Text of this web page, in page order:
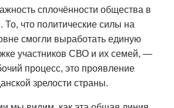
сплочённости общества в
что политические силы на
смогли выработать единую
участников СВО и их семей, —
процесс, это проявление
зрелости страны.